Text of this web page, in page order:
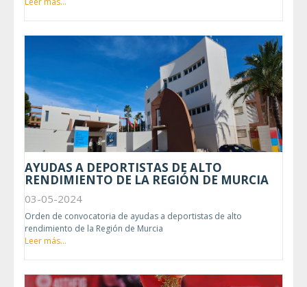
AYUDAS A DEPORTISTAS DE ALTO
RENDIMIENTO DE LA REGIÓN DE MURCIA
03-05-2024
Orden de convocatoria de ayudas a deportistas de alto
rendimiento de la Región de Murcia
Leer más...